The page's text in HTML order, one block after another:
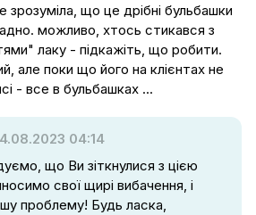
зрозуміла, що це дрібні бульбашки
можливо, хтось стикався з
лаку - підкажіть, що робити.
але поки що його на клієнтах не
- все в бульбашках ...
04:14
що Ви зіткнулися з цією
свої щирі вибачення, і
проблему! Будь ласка,